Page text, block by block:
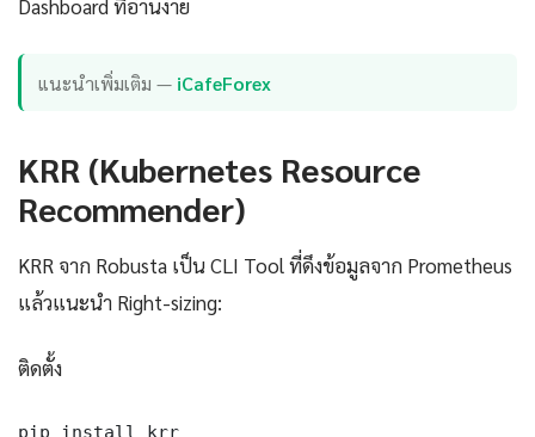
Dashboard ที่อ่านง่าย
แนะนำเพิ่มเติม — iCafeForex
KRR (Kubernetes Resource
Recommender)
KRR จาก Robusta เป็น CLI Tool ที่ดึงข้อมูลจาก Prometheus
แล้วแนะนำ Right-sizing:
ติดตั้ง
pip install krr